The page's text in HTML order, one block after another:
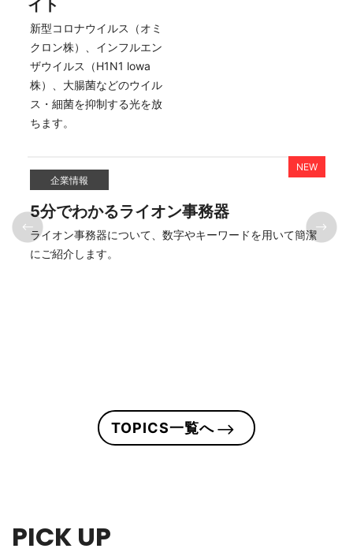
イト
新型コロナウイルス（オミ
クロン株）、インフルエン
ザウイルス（H1N1 lowa
株）、大腸菌などのウイル
ス・細菌を抑制する光を放
潔
商品情報
はにさっく5周年
はにさっくは、おかげさまで5周年を迎えました。
ス
身
TOPICS一覧へ
PICK UP